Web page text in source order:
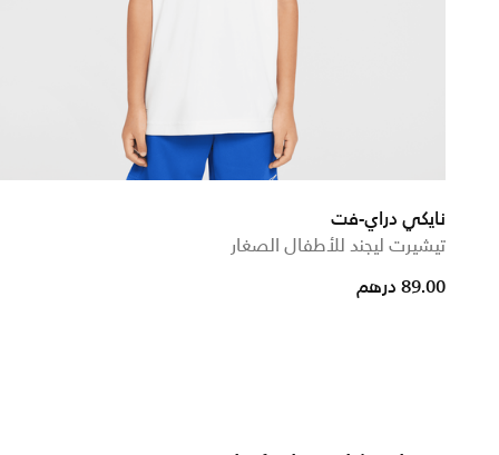
نايكي دراي-فت
تيشيرت ليجند للأطفال الصغار
89.00 درهم